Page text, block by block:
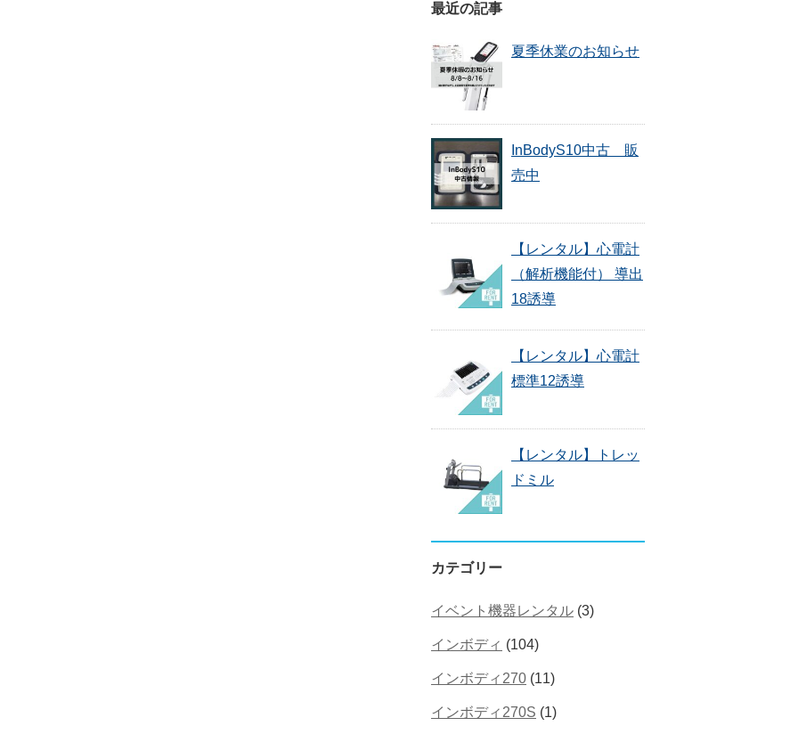
最近の記事
夏季休業のお知らせ
InBodyS10中古 販
売中
【レンタル】心電計
（解析機能付） 導出
18誘導
【レンタル】心電計
標準12誘導
【レンタル】トレッ
ドミル
カテゴリー
イベント機器レンタル (3)
インボディ (104)
インボディ270 (11)
インボディ270S (1)